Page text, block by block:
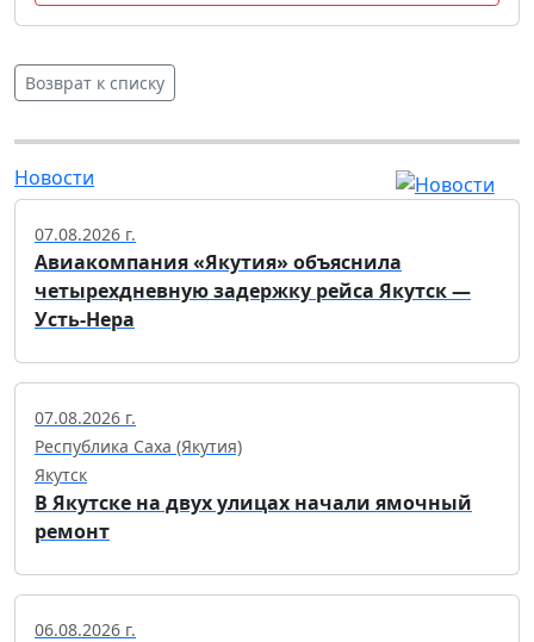
Возврат к списку
Новости
07.08.2026 г.
Авиакомпания «Якутия» объяснила
четырехдневную задержку рейса Якутск —
Усть-Нера
07.08.2026 г.
Республика Саха (Якутия)
Якутск
В Якутске на двух улицах начали ямочный
ремонт
06.08.2026 г.